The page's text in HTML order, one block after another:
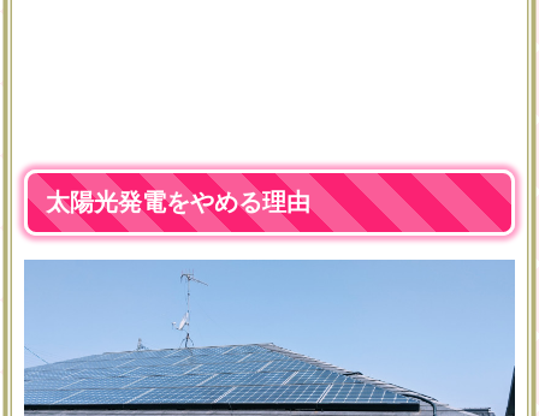
太陽光発電をやめる理由